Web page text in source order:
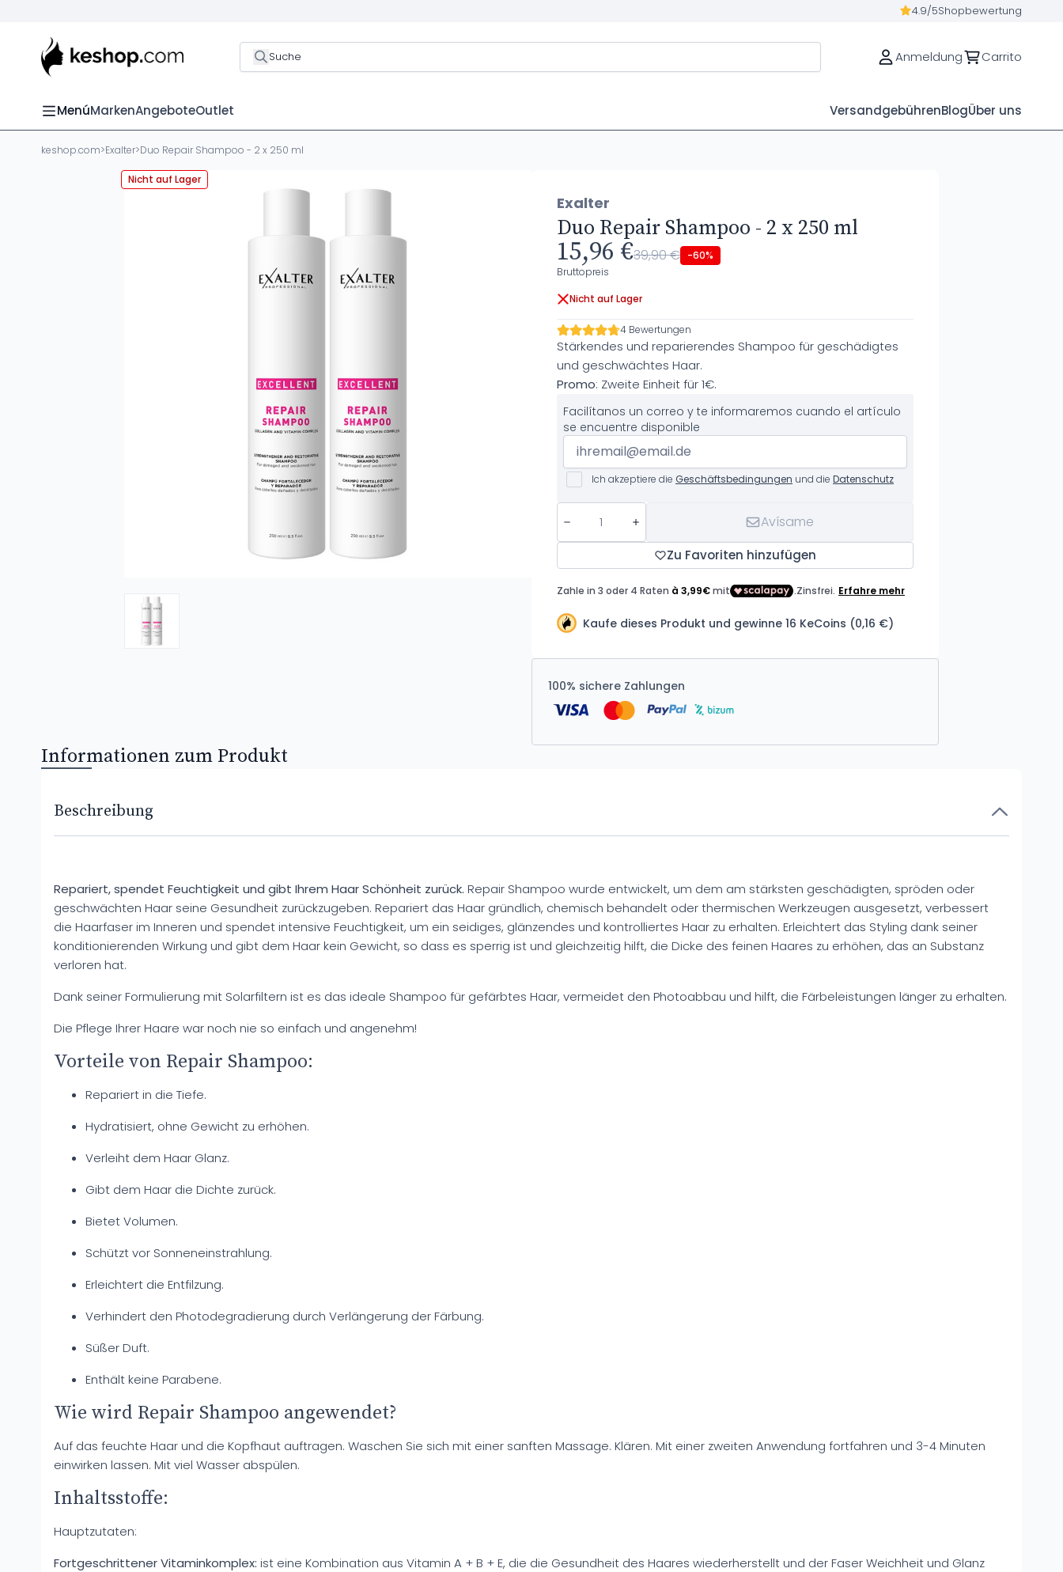
4.9/5Shopbewertung
Suche Anmeldung Carrito
MenúMarkenAngeboteOutlet VersandgebührenBlogÜber uns
keshop.com>Exalter>Duo Repair Shampoo - 2 x 250 ml
Nicht auf Lager
Exalter
Duo Repair Shampoo - 2 x 250 ml
15,96 €39,90 € -60%
Bruttopreis
Nicht auf Lager
4 Bewertungen
Stärkendes und reparierendes Shampoo für geschädigtes
und geschwächtes Haar.
Promo: Zweite Einheit für 1€.
Facilítanos un correo y te informaremos cuando el artículo
se encuentre disponible
Ich akzeptiere die Geschäftsbedingungen und die Datenschutz
Avísame
Zu Favoriten hinzufügen
Kaufe dieses Produkt und gewinne 16 KeCoins (0,16 €)
100% sichere Zahlungen
Informationen zum Produkt
Beschreibung
Repariert, spendet Feuchtigkeit und gibt Ihrem Haar Schönheit zurück. Repair Shampoo wurde entwickelt, um dem am stärksten geschädigten, spröden oder
geschwächten Haar seine Gesundheit zurückzugeben. Repariert das Haar gründlich, chemisch behandelt oder thermischen Werkzeugen ausgesetzt, verbessert
die Haarfaser im Inneren und spendet intensive Feuchtigkeit, um ein seidiges, glänzendes und kontrolliertes Haar zu erhalten. Erleichtert das Styling dank seiner
konditionierenden Wirkung und gibt dem Haar kein Gewicht, so dass es sperrig ist und gleichzeitig hilft, die Dicke des feinen Haares zu erhöhen, das an Substanz
verloren hat.
Dank seiner Formulierung mit Solarfiltern ist es das ideale Shampoo für gefärbtes Haar, vermeidet den Photoabbau und hilft, die Färbeleistungen länger zu erhalten.
Die Pflege Ihrer Haare war noch nie so einfach und angenehm!
Vorteile von Repair Shampoo:
Repariert in die Tiefe.
Hydratisiert, ohne Gewicht zu erhöhen.
Verleiht dem Haar Glanz.
Gibt dem Haar die Dichte zurück.
Bietet Volumen.
Schützt vor Sonneneinstrahlung.
Erleichtert die Entfilzung.
Verhindert den Photodegradierung durch Verlängerung der Färbung.
Süßer Duft.
Enthält keine Parabene.
Wie wird Repair Shampoo angewendet?
Auf das feuchte Haar und die Kopfhaut auftragen. Waschen Sie sich mit einer sanften Massage. Klären. Mit einer zweiten Anwendung fortfahren und 3-4 Minuten
einwirken lassen. Mit viel Wasser abspülen.
Inhaltsstoffe:
Hauptzutaten:
Fortgeschrittener Vitaminkomplex: ist eine Kombination aus Vitamin A + B + E, die die Gesundheit des Haares wiederherstellt und der Faser Weichheit und Glanz